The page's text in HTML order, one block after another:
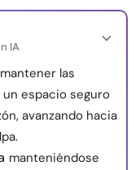
reservados.
IA
las
espacio seguro
avanzando hacia
manteniéndose